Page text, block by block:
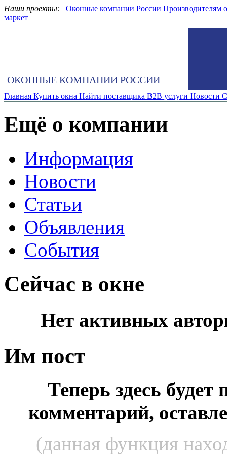
Наши проекты: Оконные компании России Производителям
маркет
ОКОННЫЕ КОМПАНИИ РОССИИ
Главная Купить окна Найти поставщика B2B услуги Новости
Ещё о компании
Информация
Новости
Статьи
Объявления
События
Сейчас в окне
Нет активных
Им пост
Теперь здесь будет
комментарий,
(данная функция